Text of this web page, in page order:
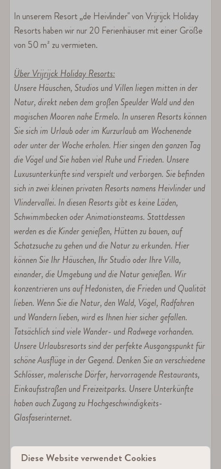
In unserem Resort „de Heivlinder" von Vrijrijck Holiday
Resorts haben wir nur 20 Ferienhäuser mit einer Größe
von 50 m² zu vermieten.
Über Vrijrijck Holiday Resorts:
Unsere Häuschen, Studios und Villen liegen mitten in der
Natur, direkt neben dem großen Speulder Wald und den
magischen Mooren nahe Ermelo. In unseren Resorts können
Sie sich im Urlaub oder im Kurzurlaub am Wochenende
oder unter der Woche erholen. Hier singen den ganzen Tag
die Vögel und Sie haben viel Ruhe und Frieden. Unsere
Luxusunterkünfte sind verspielt und verborgen. Sie befinden
sich in zwei kleinen privaten Resorts namens Heivlinder und
Vlindervallei. In diesen Resorts gibt es keine Läden,
Schwimmbecken oder Animationsteams. Stattdessen
werden es die Kinder genießen, Hütten zu bauen, auf
Schatzsuche zu gehen und die Natur zu erkunden. Hier
können Sie Ihr Häuschen, Ihr Studio oder Ihre Villa,
einander, die Umgebung und die Natur genießen. Wir
konzentrieren uns auf Hedonisten, die Frieden und Qualität
lieben. Wenn Sie die Natur, den Wald, Vögel, Radfahren
und Wandern lieben, wird es Ihnen hier sicher gefallen.
Tatsächlich sind viele Wander- und Radwege vorhanden.
Unsere Urlaubsresorts sind der perfekte Ausgangspunkt für
schöne Ausflüge in der Gegend. Denken Sie an verschiedene
Schlösser, malerische Dörfer, hervorragende Restaurants,
Einkaufsstraßen und Freizeitparks. Unsere Unterkünfte
haben auch Zugang zu Hochgeschwindigkeits-
Glasfaserinternet.
Ausstattung
Diese Website verwendet Cookies